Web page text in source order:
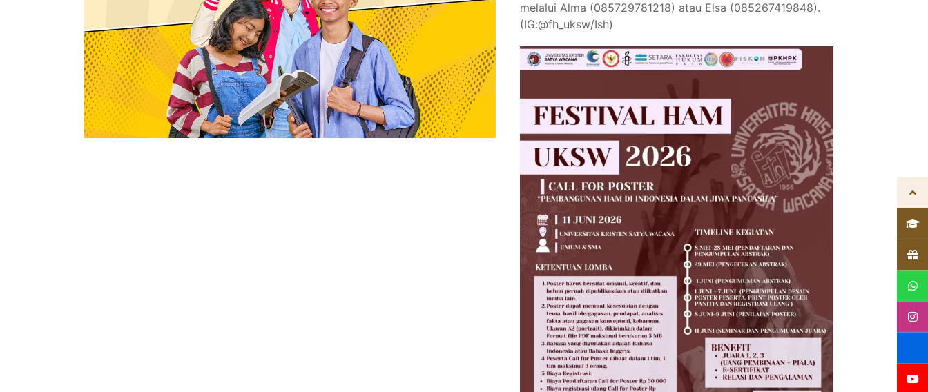
melalui Alma (085729781218) atau Elsa (085267419848).
(IG:@fh_uksw/Ish)